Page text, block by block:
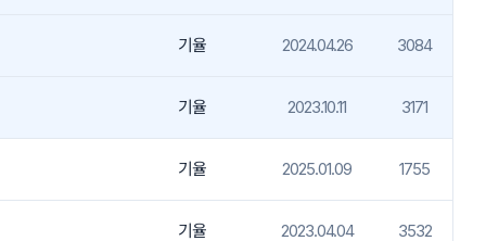
기율 2024.04.26 3084
기율 2023.10.11 3171
기율 2025.01.09 1755
기율 2023.04.04 3532